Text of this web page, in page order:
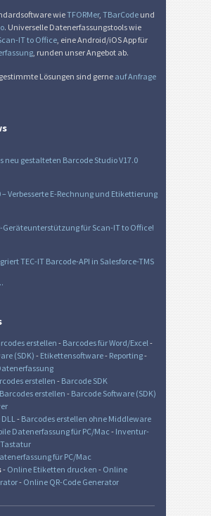
wieTFORMer, TBarCode und
. Universelle Datenerfassungstools wie
IT to Office, eine Android/iOS App für
, runden unser Angebot ab.
Lösungen sind gerneauf Anfrage
neu gestalteten Barcode Studio V17.0
– Verbesserte E-Rechnung und Etikettierung
Geräteunterstützung für Scan-IT to Office!
TEC-IT Barcode-API in Salesforce-TMS
erstellen- Barcodes für Word/Excel-
(SDK)- Etikettensoftware- Reporting-
erstellen- Barcode SDK
Barcodes erstellen - Barcode Software (SDK)
- Barcodes erstellen ohne Middleware
Datenerfassung für PC/Mac - Inventur-
für PC/Mac
- Online Etiketten drucken - Online
- Online QR-Code Generator